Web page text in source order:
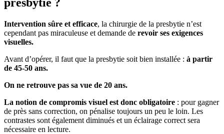
Intervention sûre et efficace, la chirurgie de la presbytie n’est
cependant pas miraculeuse et demande de revoir ses exigences
visuelles.
Avant d’opérer, il faut que la presbytie soit bien installée : à partir
de 45-50 ans.
On ne retrouve pas sa vue de 20 ans.
La notion de compromis visuel est donc obligatoire : pour gagner
de près sans correction, on pénalise toujours un peu le loin. Les
contrastes sont également diminués et un éclairage correct sera
nécessaire en lecture.